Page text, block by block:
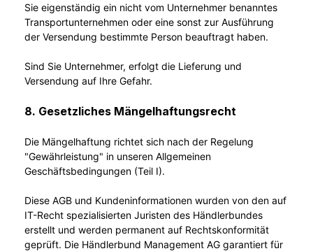
Sie eigenständig ein nicht vom Unternehmer benanntes
Transportunternehmen oder eine sonst zur Ausführung
der Versendung bestimmte Person beauftragt haben.
Sind Sie Unternehmer, erfolgt die Lieferung und
Versendung auf Ihre Gefahr.
8. Gesetzliches Mängelhaftungsrecht
Die Mängelhaftung richtet sich nach der Regelung
"Gewährleistung" in unseren Allgemeinen
Geschäftsbedingungen (Teil I).
Diese AGB und Kundeninformationen wurden von den auf
IT-Recht spezialisierten Juristen des Händlerbundes
erstellt und werden permanent auf Rechtskonformität
geprüft. Die Händlerbund Management AG garantiert für